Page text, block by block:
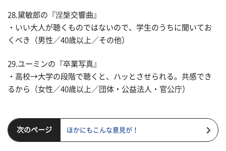
28.黛敏郎の『涅槃交響曲』
・いい大人が聴くものではないので、学生のうちに聞いてお
くべき（男性／40歳以上／その他）
29.ユーミンの『卒業写真』
・高校→大学の段階で聴くと、ハッとさせられる。共感でき
るから（女性／40歳以上／団体・公益法人・官公庁）
次のページ ほかにもこんな意見が！